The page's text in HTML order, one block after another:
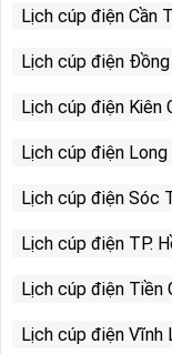
Lịch cúp điện Cần
Lịch cúp điện
Lịch cúp điện Kiên
Lịch cúp điện Long
Lịch cúp điện Sóc
Lịch cúp điện TP.
Lịch cúp điện Tiền
Lịch cúp điện Vĩnh